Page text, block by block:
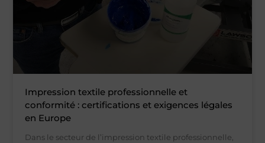
Impression textile professionnelle et
conformité : certifications et exigences légales
en Europe
Dans le secteur de l’impression textile professionnelle,